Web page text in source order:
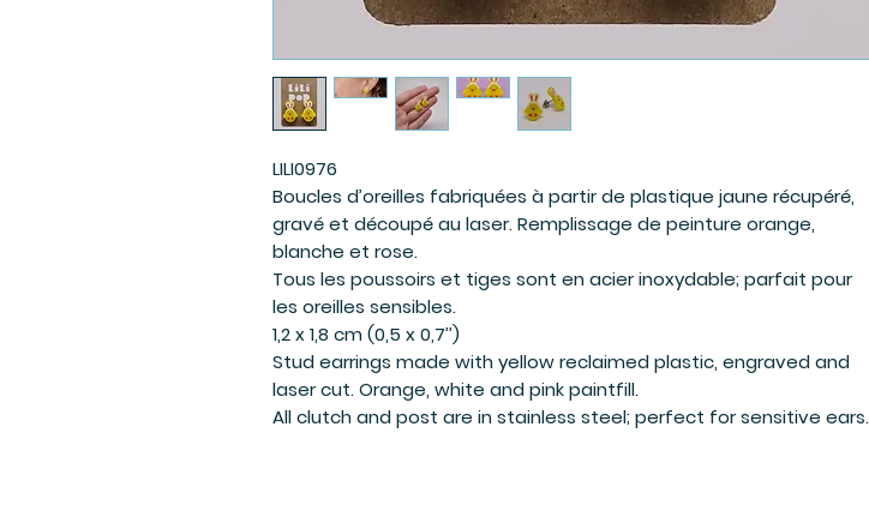
LILI0976
Boucles d’oreilles fabriquées à partir de plastique jaune récupéré,
gravé et découpé au laser. Remplissage de peinture orange,
blanche et rose.
Tous les poussoirs et tiges sont en acier inoxydable; parfait pour
les oreilles sensibles.
1,2 x 1,8 cm (0,5 x 0,7’’)
Stud earrings made with yellow reclaimed plastic, engraved and
laser cut. Orange, white and pink paintfill.
All clutch and post are in stainless steel; perfect for sensitive ears.